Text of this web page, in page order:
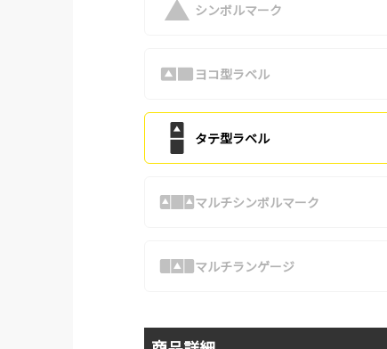
シンボルマーク
ヨコ型ラベル
タテ型ラベル
マルチシンボルマーク
マルチランゲージ